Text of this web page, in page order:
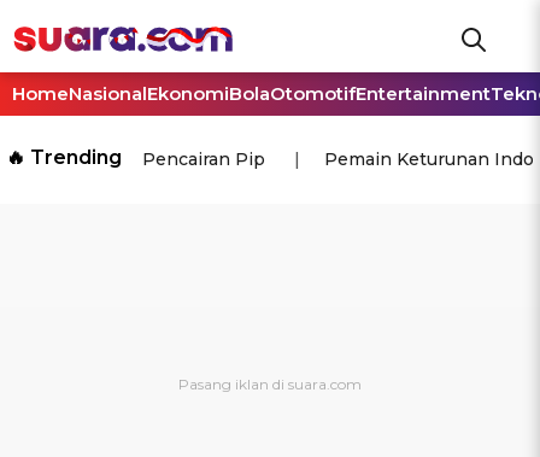
HomeNasionalEkonomiBolaOtomotifEntertainment
🔥 Trending Pencairan Pip Pemain Keturunan